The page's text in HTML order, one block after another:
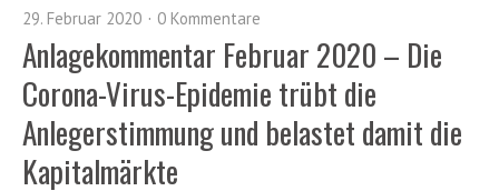
29. Februar 2020 0 Kommentare
Anlagekommentar Februar 2020 – Die
Corona-Virus-Epidemie trübt die
Anlegerstimmung und belastet damit die
Kapitalmärkte